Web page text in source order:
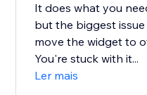
It does what you
but the biggest
move the widget to
You're stuck with it...
Ler mais